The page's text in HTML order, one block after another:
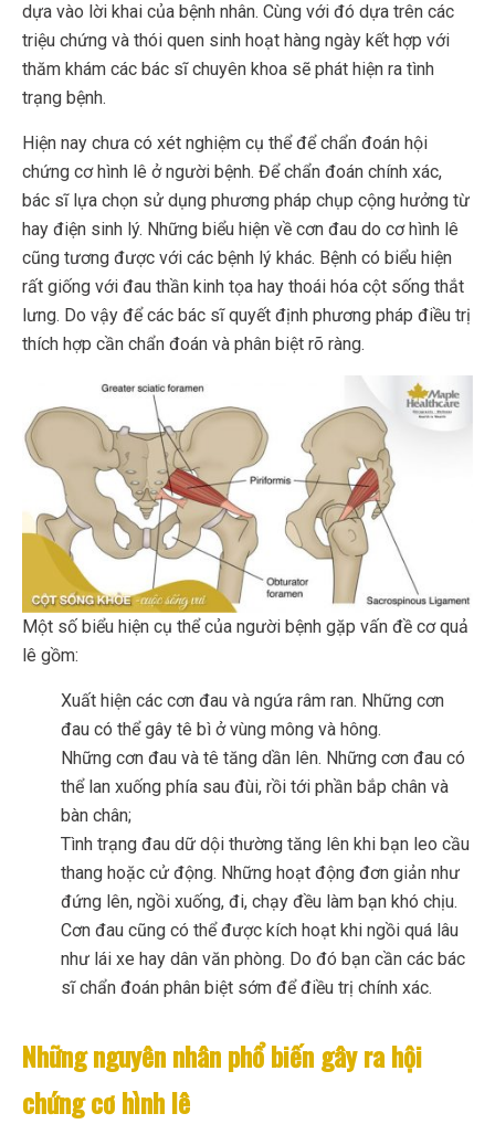
dựa vào lời khai của bệnh nhân. Cùng với đó dựa trên các
triệu chứng và thói quen sinh hoạt hàng ngày kết hợp với
thăm khám các bác sĩ chuyên khoa sẽ phát hiện ra tình
trạng bệnh.
Hiện nay chưa có xét nghiệm cụ thể để chẩn đoán hội
chứng cơ hình lê ở người bệnh. Để chẩn đoán chính xác,
bác sĩ lựa chọn sử dụng phương pháp chụp cộng hưởng từ
hay điện sinh lý. Những biểu hiện về cơn đau do cơ hình lê
cũng tương được với các bệnh lý khác. Bệnh có biểu hiện
rất giống với đau thần kinh tọa hay thoái hóa cột sống thắt
lưng. Do vậy để các bác sĩ quyết định phương pháp điều trị
thích hợp cần chẩn đoán và phân biệt rõ ràng.
Một số biểu hiện cụ thể của người bệnh gặp vấn đề cơ quả
lê gồm:
Xuất hiện các cơn đau và ngứa râm ran. Những cơn
đau có thể gây tê bì ở vùng mông và hông.
Những cơn đau và tê tăng dần lên. Những cơn đau có
thể lan xuống phía sau đùi, rồi tới phần bắp chân và
bàn chân;
Tình trạng đau dữ dội thường tăng lên khi bạn leo cầu
thang hoặc cử động. Những hoạt động đơn giản như
đứng lên, ngồi xuống, đi, chạy đều làm bạn khó chịu.
Cơn đau cũng có thể được kích hoạt khi ngồi quá lâu
như lái xe hay dân văn phòng. Do đó bạn cần các bác
sĩ chẩn đoán phân biệt sớm để điều trị chính xác.
Những nguyên nhân phổ biến gây ra hội
chứng cơ hình lê